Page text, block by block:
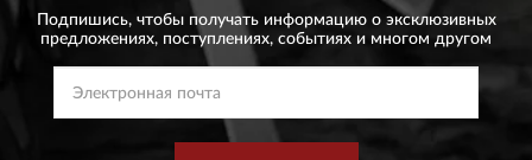
Подпишись, чтобы получать информацию о эксклюзивных
предложениях, поступлениях, событиях и многом другом